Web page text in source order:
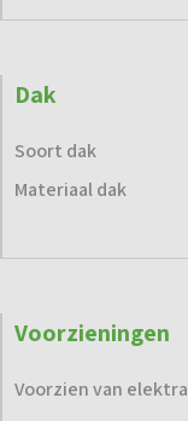
Dak
Soort dak
Materiaal dak
Voorzieningen
Voorzien van elektra